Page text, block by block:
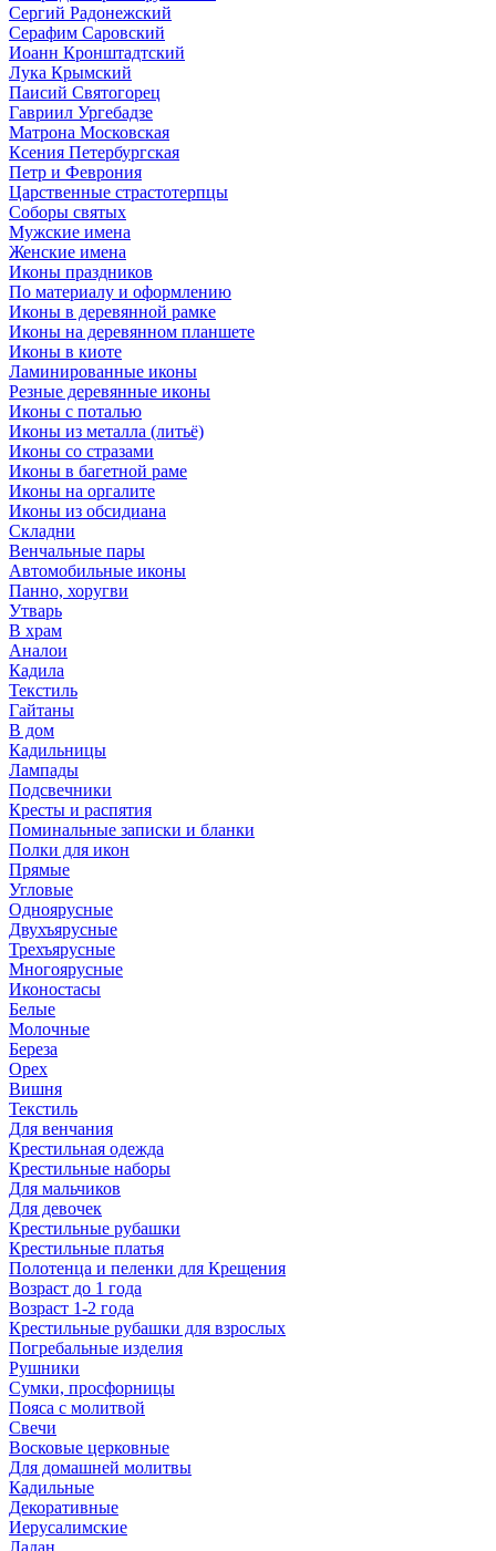
Сергий Радонежский
Серафим Саровский
Иоанн Кронштадтский
Лука Крымский
Паисий Святогорец
Гавриил Ургебадзе
Матрона Московская
Ксения Петербургская
Петр и Феврония
Царственные страстотерпцы
Соборы святых
Мужские имена
Женские имена
Иконы праздников
По материалу и оформлению
Иконы в деревянной рамке
Иконы на деревянном планшете
Иконы в киоте
Ламинированные иконы
Резные деревянные иконы
Иконы с поталью
Иконы из металла (литьё)
Иконы со стразами
Иконы в багетной раме
Иконы на оргалите
Иконы из обсидиана
Складни
Венчальные пары
Автомобильные иконы
Панно, хоругви
Утварь
В храм
Аналои
Кадила
Текстиль
Гайтаны
В дом
Кадильницы
Лампады
Подсвечники
Кресты и распятия
Поминальные записки и бланки
Полки для икон
Прямые
Угловые
Одноярусные
Двухъярусные
Трехъярусные
Многоярусные
Иконостасы
Белые
Молочные
Береза
Орех
Вишня
Текстиль
Для венчания
Крестильная одежда
Крестильные наборы
Для мальчиков
Для девочек
Крестильные рубашки
Крестильные платья
Полотенца и пеленки для Крещения
Возраст до 1 года
Возраст 1-2 года
Крестильные рубашки для взрослых
Погребальные изделия
Рушники
Сумки, просфорницы
Пояса с молитвой
Свечи
Восковые церковные
Для домашней молитвы
Кадильные
Декоративные
Иерусалимские
Ладан